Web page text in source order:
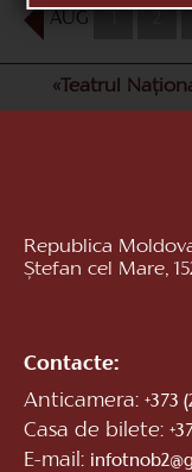
AUG
«Teatrul
Republica
Ștefan cel Mare,
Contacte:
Anticamera: +373
Casa de bilete:
E-mail: